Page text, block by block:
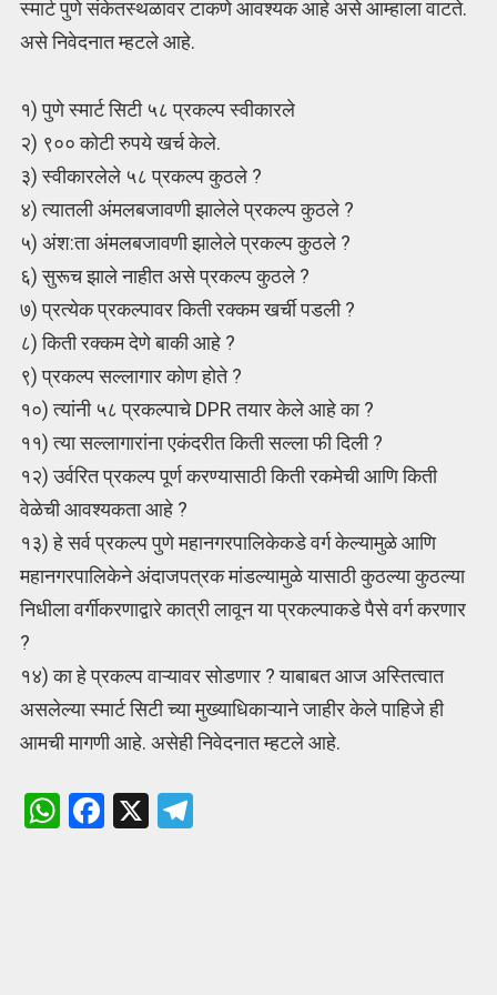
स्मार्ट पुणे संकेतस्थळावर टाकणे आवश्यक आहे असे आम्हाला वाटते.
असे निवेदनात म्हटले आहे.
१) पुणे स्मार्ट सिटी ५८ प्रकल्प स्वीकारले
२) ९०० कोटी रुपये खर्च केले.
३) स्वीकारलेले ५८ प्रकल्प कुठले ?
४) त्यातली अंमलबजावणी झालेले प्रकल्प कुठले ?
५) अंश:ता अंमलबजावणी झालेले प्रकल्प कुठले ?
६) सुरूच झाले नाहीत असे प्रकल्प कुठले ?
७) प्रत्येक प्रकल्पावर किती रक्कम खर्ची पडली ?
८) किती रक्कम देणे बाकी आहे ?
९) प्रकल्प सल्लागार कोण होते ?
१०) त्यांनी ५८ प्रकल्पाचे DPR तयार केले आहे का ?
११) त्या सल्लागारांना एकंदरीत किती सल्ला फी दिली ?
१२) उर्वरित प्रकल्प पूर्ण करण्यासाठी किती रकमेची आणि किती
वेळेची आवश्यकता आहे ?
१३) हे सर्व प्रकल्प पुणे महानगरपालिकेकडे वर्ग केल्यामुळे आणि
महानगरपालिकेने अंदाजपत्रक मांडल्यामुळे यासाठी कुठल्या कुठल्या
निधीला वर्गीकरणाद्वारे कात्री लावून या प्रकल्पाकडे पैसे वर्ग करणार
?
१४) का हे प्रकल्प वाऱ्यावर सोडणार ? याबाबत आज अस्तित्वात
असलेल्या स्मार्ट सिटी च्या मुख्याधिकाऱ्याने जाहीर केले पाहिजे ही
आमची मागणी आहे. असेही निवेदनात म्हटले आहे.
W F X T